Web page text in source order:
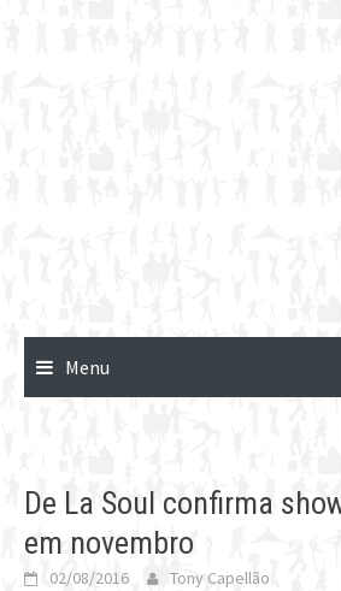
Menu
De La Soul confirma
em novembro
02/08/2016 Tony Capellão